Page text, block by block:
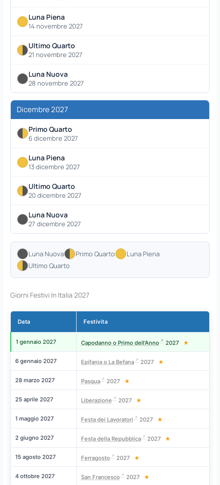
Luna Piena
14 novembre 2027
Ultimo Quarto
21 novembre 2027
Luna Nuova
28 novembre 2027
Dicembre 2027
Primo Quarto
6 dicembre 2027
Luna Piena
13 dicembre 2027
Ultimo Quarto
20 dicembre 2027
Luna Nuova
27 dicembre 2027
Luna Nuova Primo Quarto
Luna Piena
Ultimo Quarto
Giorni Festivi In Italia 2027
Data Festivita
1 gennaio 2027 Capodanno o Primo dell'Anno 2027 ★
6 gennaio 2027 Epifania o La Befana 2027 ★
28 marzo 2027 Pasqua 2027 ★
25 aprile 2027 Liberazione 2027 ★
1 maggio 2027 Festa dei Lavoratori 2027 ★
2 giugno 2027 Festa della Repubblica 2027 ★
15 agosto 2027 Ferragosto 2027 ★
4 ottobre 2027 San Francesco 2027 ★